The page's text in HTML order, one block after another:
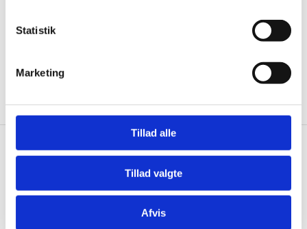
Statistik
Marketing
Tillad alle
Tillad valgte
Afvis
Wallshop.dk
Rømersvej 33